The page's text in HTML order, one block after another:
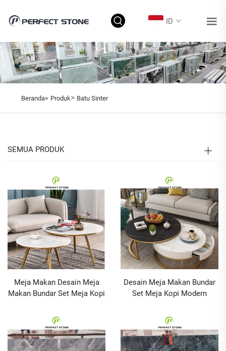
ID
Beranda> Produk> Batu Sinter
SEMUA PRODUK
Meja Makan Desain Meja
Makan Bundar Set Meja Kopi
Batu Sinter
Desain Meja Makan Bundar
Set Meja Kopi Modern
untuk Meja dan Kursi Makan